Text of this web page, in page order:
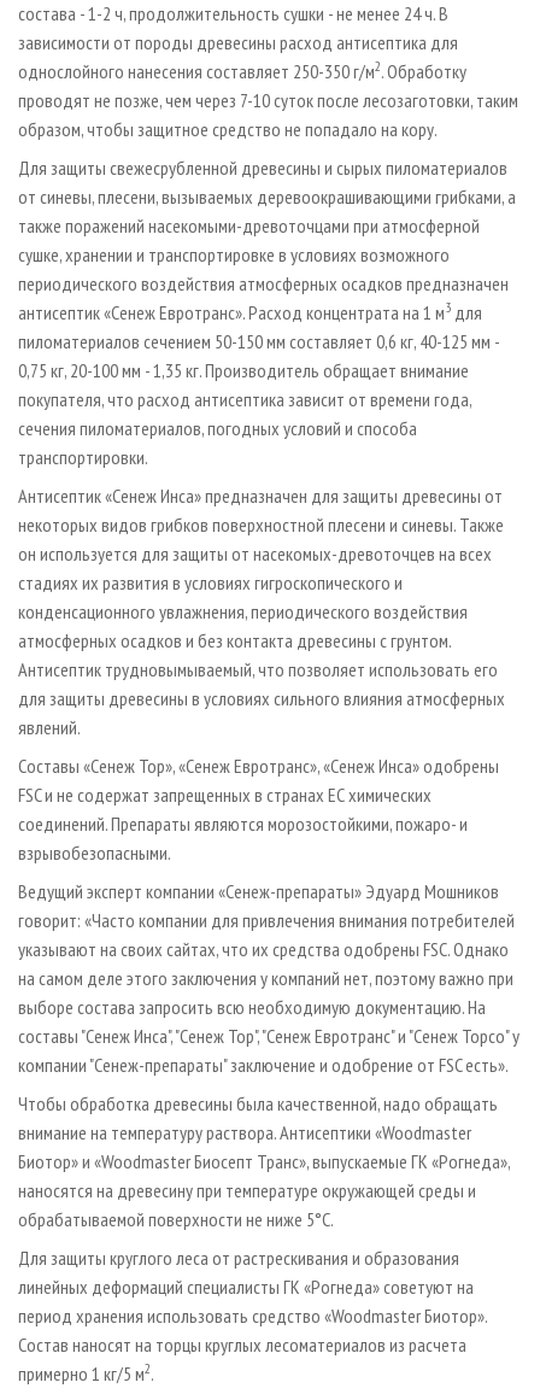
состава - 1-2 ч, продолжительность сушки - не менее 24 ч. В
зависимости от породы древесины расход антисептика для
однослойного нанесения составляет 250-350 г/м2. Обработку
проводят не позже, чем через 7-10 суток после лесозаготовки, таким
образом, чтобы защитное средство не попадало на кору.
Для защиты свежесрубленной древесины и сырых пиломатериалов
от синевы, плесени, вызываемых деревоокрашивающими грибками, а
также поражений насекомыми-древоточцами при атмосферной
сушке, хранении и транспортировке в условиях возможного
периодического воздействия атмосферных осадков предназначен
антисептик «Сенеж Евротранс». Расход концентрата на 1 м3 для
пиломатериалов сечением 50-150 мм составляет 0,6 кг, 40-125 мм -
0,75 кг, 20-100 мм - 1,35 кг. Производитель обращает внимание
покупателя, что расход антисептика зависит от времени года,
сечения пиломатериалов, погодных условий и способа
транспортировки.
Антисептик «Сенеж Инса» предназначен для защиты древесины от
некоторых видов грибков поверхностной плесени и синевы. Также
он используется для защиты от насекомых-древоточцев на всех
стадиях их развития в условиях гигроскопического и
конденсационного увлажнения, периодического воздействия
атмосферных осадков и без контакта древесины с грунтом.
Антисептик трудновымываемый, что позволяет использовать его
для защиты древесины в условиях сильного влияния атмосферных
явлений.
Составы «Сенеж Тор», «Сенеж Евротранс», «Сенеж Инса» одобрены
FSC и не содержат запрещенных в странах ЕС химических
соединений. Препараты являются морозостойкими, пожаро- и
взрывобезопасными.
Ведущий эксперт компании «Сенеж-препараты» Эдуард Мошников
говорит: «Часто компании для привлечения внимания потребителей
указывают на своих сайтах, что их средства одобрены FSC. Однако
на самом деле этого заключения у компаний нет, поэтому важно при
выборе состава запросить всю необходимую документацию. На
составы "Сенеж Инса", "Сенеж Тор", "Сенеж Евротранс" и "Сенеж Торсо" у
компании "Сенеж-препараты" заключение и одобрение от FSC есть».
Чтобы обработка древесины была качественной, надо обращать
внимание на температуру раствора. Антисептики «Woodmaster
Биотор» и «Woodmaster Биосепт Транс», выпускаемые ГК «Рогнеда»,
наносятся на древесину при температуре окружающей среды и
обрабатываемой поверхности не ниже 5°С.
Для защиты круглого леса от растрескивания и образования
линейных деформаций специалисты ГК «Рогнеда» советуют на
период хранения использовать средство «Woodmaster Биотор».
Состав наносят на торцы круглых лесоматериалов из расчета
примерно 1 кг/5 м2.